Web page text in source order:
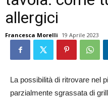
allergici
Francesca Morelli 19 Aprile 2023
La possibilità di ritrovare nel
parzialmente sgrassata di